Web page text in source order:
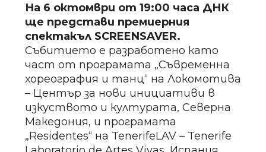
На 6 октомври от 19:00 часа ДНК
ще представи премиерния
спектакъл SCREENSAVER.
Събитието е разработено като
част от програмата „Съвременна
хореография и танц“ на Локомотива
– Център за нови инициативи в
изкуството и културата, Северна
Македония, и програмата
„Residentes“ на TenerifeLAV – Tenerife